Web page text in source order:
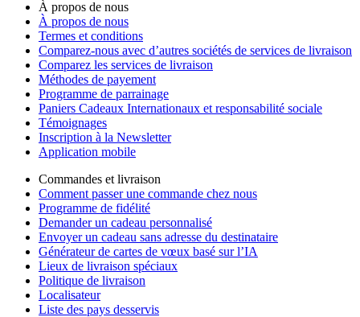
À propos de nous
À propos de nous
Termes et conditions
Comparez-nous avec d’autres sociétés de services de livraison
Comparez les services de livraison
Méthodes de payement
Programme de parrainage
Paniers Cadeaux Internationaux et responsabilité sociale
Témoignages
Inscription à la Newsletter
Application mobile
Commandes et livraison
Comment passer une commande chez nous
Programme de fidélité
Demander un cadeau personnalisé
Envoyer un cadeau sans adresse du destinataire
Générateur de cartes de vœux basé sur l’IA
Lieux de livraison spéciaux
Politique de livraison
Localisateur
Liste des pays desservis